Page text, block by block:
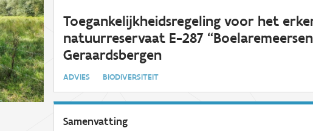
Toegankelijkheidsregeling voor het
natuurreservaat E-287
Geraardsbergen
ADVIES BIODIVERSITEIT
Samenvatting